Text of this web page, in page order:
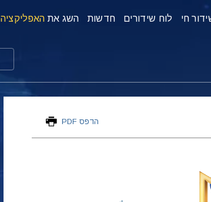
חי לוח שידורים חדשות השג את האפליקציה
הדפס PDF